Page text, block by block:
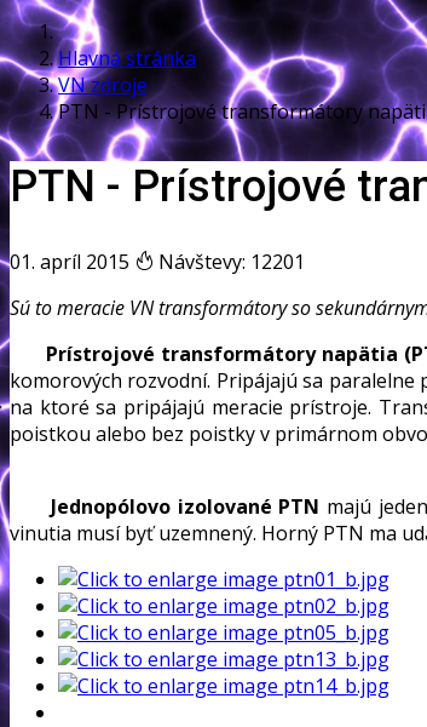
Hlavná stránka
VN zdroje
PTN - Prístrojové transformátory
PTN - Prístrojové
01. apríl 2015
Návštevy: 12201
Sú to meracie VN transformátory so
Prístrojové transformátory napätia
komorových rozvodní. Pripájajú sa
na ktoré sa pripájajú meracie prístroje.
poistkou alebo bez poistky v primárnom
Jednopólovo izolované PTN majú
vinutia musí byť uzemnený. Horný PTN ma